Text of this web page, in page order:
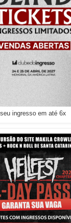
ingresso em até 6x